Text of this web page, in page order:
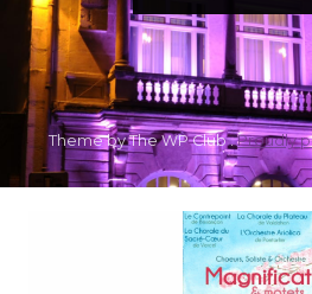
Theme by The WP Club .Proudly